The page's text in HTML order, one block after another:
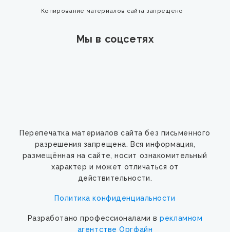
Мы в соцсетях
Копирование материалов сайта запрещено
Перепечатка материалов сайта без письменного
разрешения запрещена. Вся информация,
размещённая на сайте, носит ознакомительный
характер и может отличаться от
действительности.
Политика конфиденциальности
Разработано профессионалами врекламном
агентстве Оргфайн